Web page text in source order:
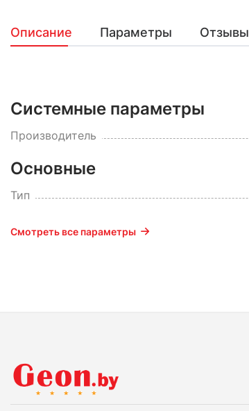
Описание Параметры Отзывы
Системные параметры
Производитель
Основные
Тип
Смотреть все параметры